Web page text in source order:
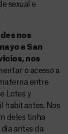
sexual e
nos
e San
nos
o acesso a
entre
Lotes y
habitantes. Nos
deles tinha
antes da